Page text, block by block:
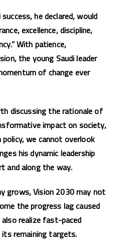
he declared, would
excellence, discipline,
With patience,
the young Saudi leader
of change ever
discussing the rationale of
impact on society,
we cannot overlook
his dynamic leadership
and along the way.
grows, Vision 2030 may not
the progress lag caused
realize fast-paced
remaining targets.